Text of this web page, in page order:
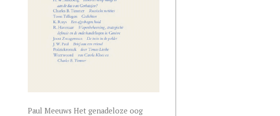
Paul Meeuws Het genadeloze oog